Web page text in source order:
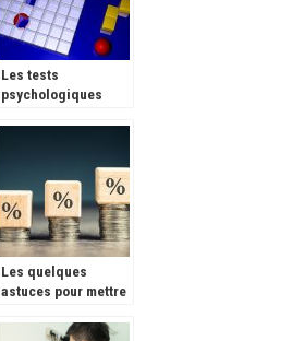
Les tests
psychologiques
Les quelques
astuces pour mettre
chiffre d’affaires